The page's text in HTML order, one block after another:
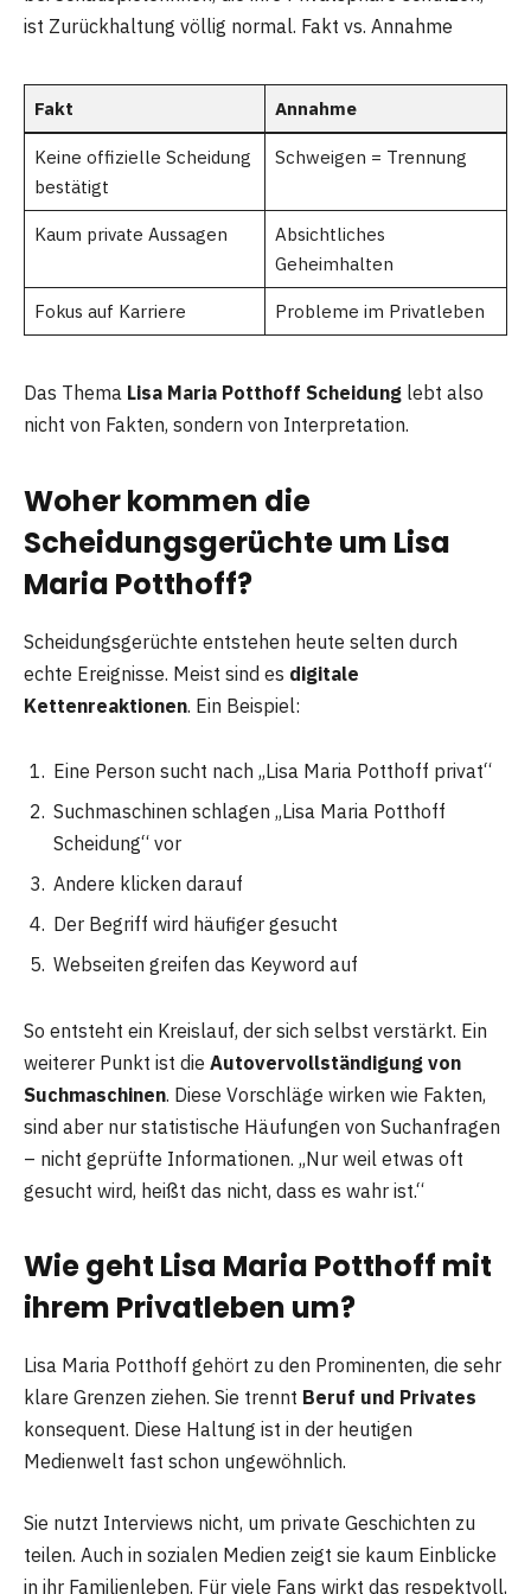
ist Zurückhaltung völlig normal. Fakt vs. Annahme
Fakt Annahme
Keine offizielle Scheidung
bestätigt
Schweigen = Trennung
Kaum private Aussagen
Absichtliches
Geheimhalten
Fokus auf Karriere Probleme im Privatleben
Das Thema Lisa Maria Potthoff Scheidung lebt also
nicht von Fakten, sondern von Interpretation.
Woher kommen die
Scheidungsgerüchte um Lisa
Maria Potthoff?
Scheidungsgerüchte entstehen heute selten durch
echte Ereignisse. Meist sind es digitale
Kettenreaktionen. Ein Beispiel:
Eine Person sucht nach „Lisa Maria Potthoff privat“
Suchmaschinen schlagen „Lisa Maria Potthoff
Scheidung“ vor
Andere klicken darauf
Der Begriff wird häufiger gesucht
Webseiten greifen das Keyword auf
So entsteht ein Kreislauf, der sich selbst verstärkt. Ein
weiterer Punkt ist die Autovervollständigung von
Suchmaschinen. Diese Vorschläge wirken wie Fakten,
sind aber nur statistische Häufungen von Suchanfragen
– nicht geprüfte Informationen. „Nur weil etwas oft
gesucht wird, heißt das nicht, dass es wahr ist.“
Wie geht Lisa Maria Potthoff mit
ihrem Privatleben um?
Lisa Maria Potthoff gehört zu den Prominenten, die sehr
klare Grenzen ziehen. Sie trennt Beruf und Privates
konsequent. Diese Haltung ist in der heutigen
Medienwelt fast schon ungewöhnlich.
Sie nutzt Interviews nicht, um private Geschichten zu
teilen. Auch in sozialen Medien zeigt sie kaum Einblicke
in ihr Familienleben. Für viele Fans wirkt das respektvoll,